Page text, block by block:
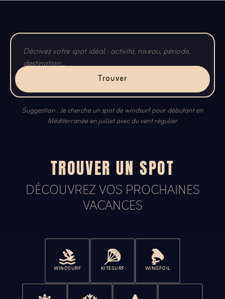
Trouver
Suggestion : Je cherche un spot de windsurf pour débutant en
Méditerranée en juillet avec du vent régulier
TROUVER UN SPOT
DÉCOUVREZ VOS PROCHAINES
VACANCES
WINDSURF KITESURF WINGFOIL